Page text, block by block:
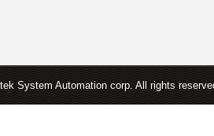
System Automation corp. All rights